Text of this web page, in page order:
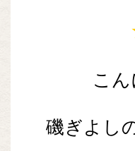
こん
磯ぎよし